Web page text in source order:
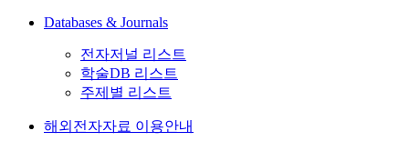
Databases & Journals
전자저널 리스트
학술DB 리스트
주제별 리스트
해외전자자료 이용안내